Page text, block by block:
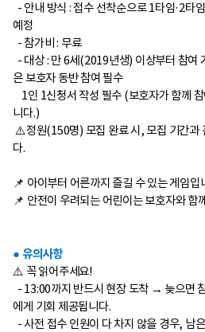
- 안내 방식 : 접수 선착순으로 1타임·2타
예정
-참가비 : 무료
- 대상 : 만 6세(2019년생) 이상부터 참여
은 보호자 동반 참여 필수
1인 1신청서 작성 필수 (보호자가 함께
니다.)
⚠️정원(150명) 모집 완료 시, 모집 기간과
다.
📌 아이부터 어른까지 즐길 수 있는 게임입
📌 안전이 우려되는 어린이는 보호자와 함
● 유의사항
⚠️ 꼭 읽어주세요!
- 13:00까지 반드시 현장 도착 → 늦으면
에게 기회 제공됩니다.
-사전 접수 인원이 다 차지 않을 경우, 남